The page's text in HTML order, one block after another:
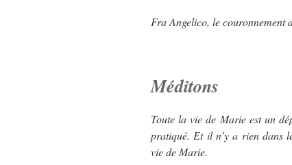
Fra Angelico, le couronnement
Méditons
Toute la vie de Marie est un
pratiqué. Et il n’y a rien dans
vie de Marie.